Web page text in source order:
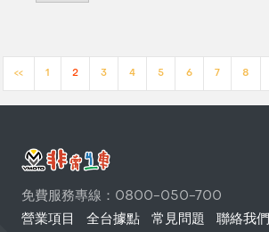
<< 1 2 3 4 5 6 7 8
免費服務專線：0800-050-700
營業項目
全台據點 常見問題 聯絡我們